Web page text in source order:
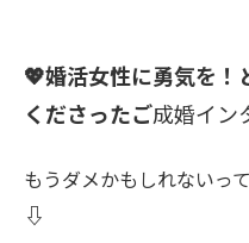
💖婚活女性に勇気を！
くださったご成婚イン
もうダメかもしれないっ
⇩